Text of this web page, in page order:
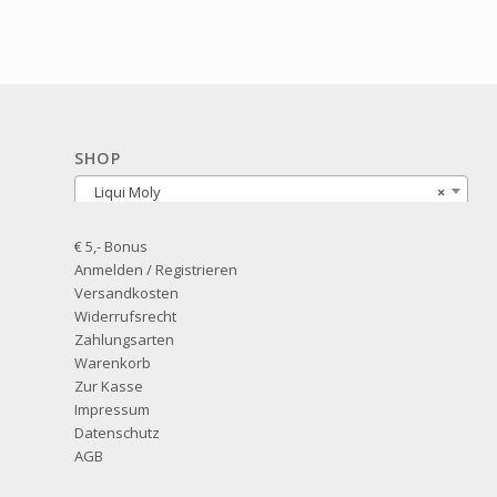
SHOP
×
Liqui Moly
€ 5,- Bonus
Anmelden / Registrieren
Versandkosten
Widerrufsrecht
Zahlungsarten
Warenkorb
Zur Kasse
Impressum
Datenschutz
AGB